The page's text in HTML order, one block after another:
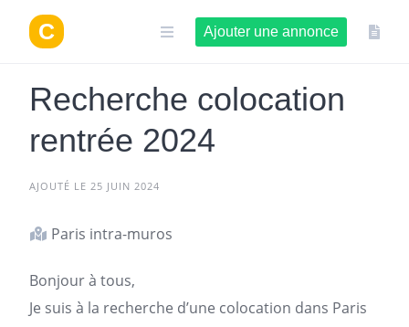
contenu
Ajouter une annonce
Recherche colocation
rentrée 2024
AJOUTÉ LE 25 JUIN 2024
Paris intra-muros
Bonjour à tous,
Je suis à la recherche d’une colocation dans Paris